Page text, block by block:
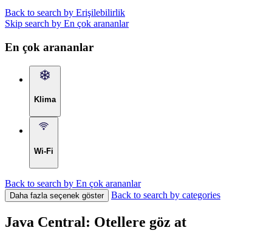
Back to search by Erişilebilirlik
Skip search by En çok arananlar
En çok arananlar
Klima
Wi-Fi
Back to search by En çok arananlar
Daha fazla seçenek göster Back to search by categories
Java Central: Otellere göz at